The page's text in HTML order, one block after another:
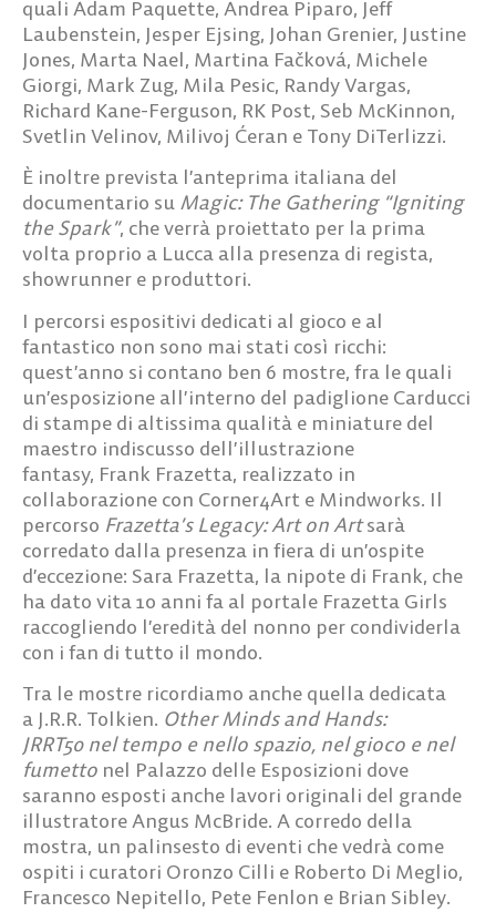
quali Adam Paquette, Andrea Piparo, Jeff
Laubenstein, Jesper Ejsing, Johan Grenier, Justine
Jones, Marta Nael, Martina Fačková, Michele
Giorgi, Mark Zug, Mila Pesic, Randy Vargas,
Richard Kane-Ferguson, RK Post, Seb McKinnon,
Svetlin Velinov, Milivoj Ćeran e Tony DiTerlizzi.
È inoltre prevista l’anteprima italiana del
documentario su Magic: The Gathering “Igniting
the Spark”, che verrà proiettato per la prima
volta proprio a Lucca alla presenza di regista,
showrunner e produttori.
I percorsi espositivi dedicati al gioco e al
fantastico non sono mai stati così ricchi:
quest’anno si contano ben 6 mostre, fra le quali
un’esposizione all’interno del padiglione Carducci
di stampe di altissima qualità e miniature del
maestro indiscusso dell’illustrazione
fantasy, Frank Frazetta, realizzato in
collaborazione con Corner4Art e Mindworks. Il
percorso Frazetta’s Legacy: Art on Artsarà
corredato dalla presenza in fiera di un’ospite
d’eccezione: Sara Frazetta, la nipote di Frank, che
ha dato vita 10 anni fa al portale Frazetta Girls
raccogliendo l’eredità del nonno per condividerla
con i fan di tutto il mondo.
Tra le mostre ricordiamo anche quella dedicata
a J.R.R. Tolkien. Other Minds and Hands:
JRRT50nel tempo e nello spazio, nel gioco e nel
fumetto nel Palazzo delle Esposizioni dove
saranno esposti anche lavori originali del grande
illustratoreAngus McBride. A corredo della
mostra, un palinsesto di eventi che vedrà come
ospiti i curatori Oronzo Cilli e Roberto Di Meglio,
Francesco Nepitello, Pete Fenlon e Brian Sibley.